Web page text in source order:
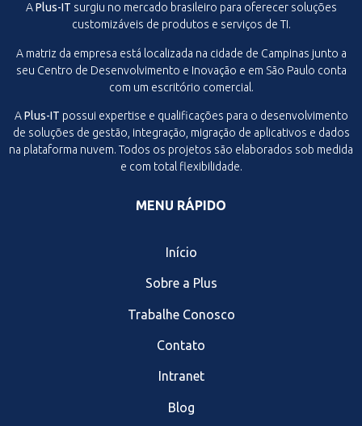
APlus-IT surgiu no mercado brasileiro para oferecer soluções
customizáveis de produtos e serviços de TI.
A matriz da empresa está localizada na cidade de Campinas junto a
seu Centro de Desenvolvimento e Inovação e em São Paulo conta
com um escritório comercial.
APlus-IT possui expertise e qualificações para o desenvolvimento
de soluções de gestão, integração, migração de aplicativos e dados
na plataforma nuvem. Todos os projetos são elaborados sob medida
e com total flexibilidade.
MENU RÁPIDO
Início
Sobre a Plus
Trabalhe Conosco
Contato
Intranet
Blog